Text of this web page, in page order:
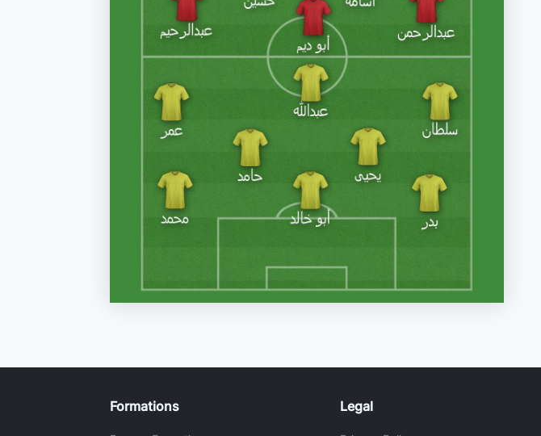
Formations Legal